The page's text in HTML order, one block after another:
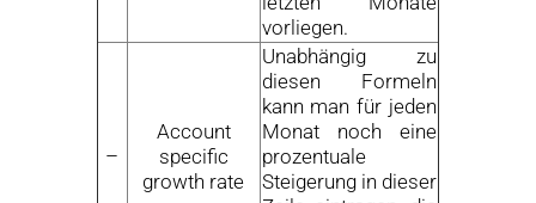
vorliegen.
–
Account
specific
growth rate
Unabhängig zu
diesen Formeln
kann man für jeden
Monat noch eine
prozentuale
Steigerung in dieser